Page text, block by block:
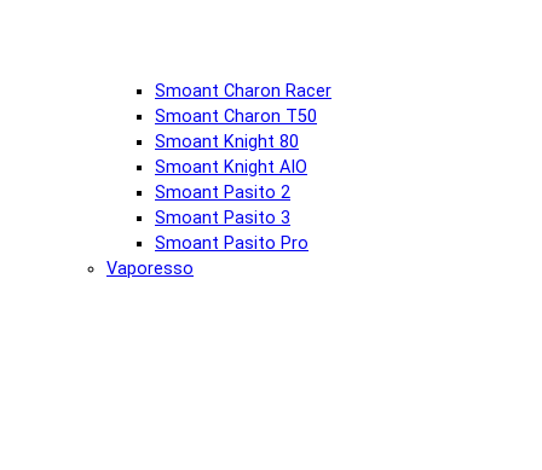
Smoant Charon Racer
Smoant Charon T50
Smoant Knight 80
Smoant Knight AIO
Smoant Pasito 2
Smoant Pasito 3
Smoant Pasito Pro
Vaporesso